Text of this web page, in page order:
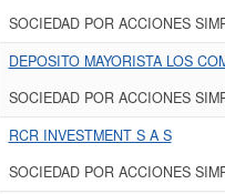
SOCIEDAD POR ACCIONES
DEPOSITO MAYORISTA LOS
SOCIEDAD POR ACCIONES
RCR INVESTMENT S A S
SOCIEDAD POR ACCIONES